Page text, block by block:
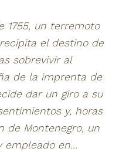
1755, un terremoto
el destino de
sobrevivir al
de la imprenta de
dar un giro a su
y, horas
de Montenegro, un
empleado en...